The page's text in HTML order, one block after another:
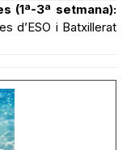
(1ª-3ª setmana):
d’ESO i Batxillerat